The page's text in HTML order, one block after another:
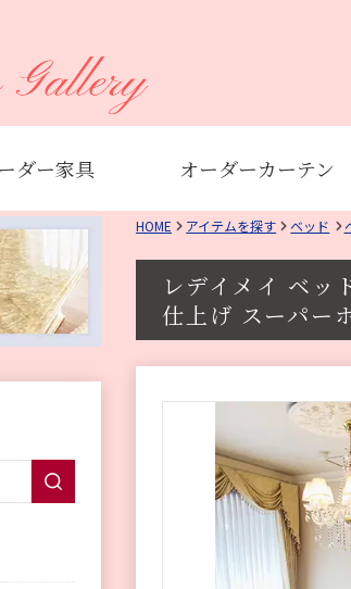
ダー家具 オーダーカーテン
HOME アイテムを探す ベッド
レデイメイ ベッ
仕上げ スーパー